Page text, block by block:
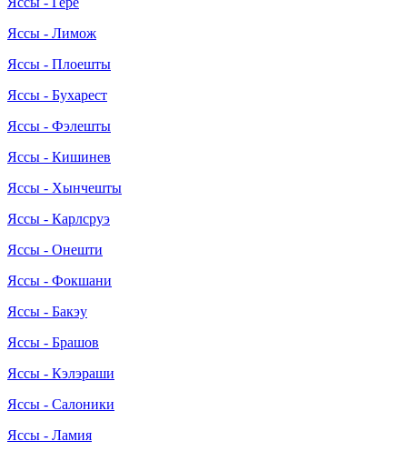
Яссы - Лимож
Яссы - Плоешты
Яссы - Бухарест
Яссы - Фэлешты
Яссы - Кишинев
Яссы - Хынчешты
Яссы - Карлсруэ
Яссы - Онешти
Яссы - Фокшани
Яссы - Бакэу
Яссы - Брашов
Яссы - Кэлэраши
Яссы - Салоники
Яссы - Ламия